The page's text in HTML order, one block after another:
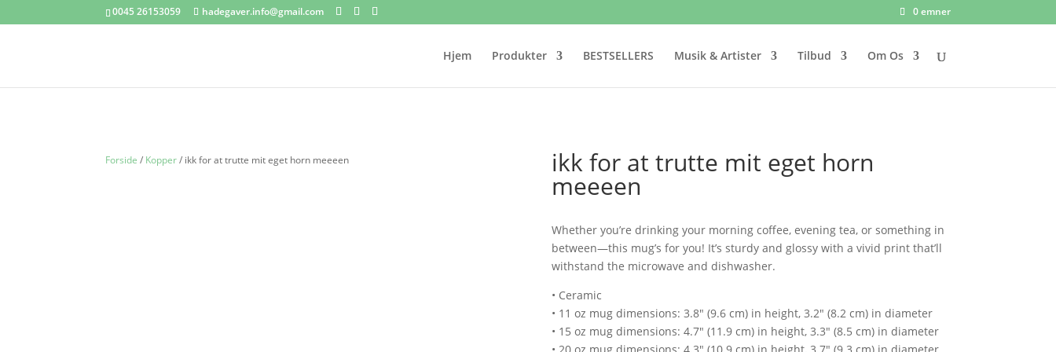
0045 26153059 hadegaver.info@gmail.com 0 emner
Hjem Produkter BESTSELLERS Musik & Artister Tilbud Om Os
Forside / Kopper/ ikk for at trutte mit eget horn meeeen ikk for at trutte mit eget horn
meeeen
Whether you’re drinking your morning coffee, evening tea, or something in
between—this mug’s for you! It’s sturdy and glossy with a vivid print that’ll
withstand the microwave and dishwasher.
• Ceramic
• 11 oz mug dimensions: 3.8″ (9.6 cm) in height, 3.2″ (8.2 cm) in diameter
• 15 oz mug dimensions: 4.7″ (11.9 cm) in height, 3.3″ (8.5 cm) in diameter